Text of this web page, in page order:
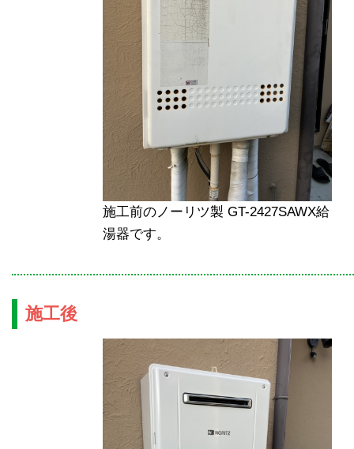
施工前のノーリツ製 GT-2427SAWX給
湯器です。
施工後